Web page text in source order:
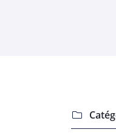
l'adresse email
le formulaire
